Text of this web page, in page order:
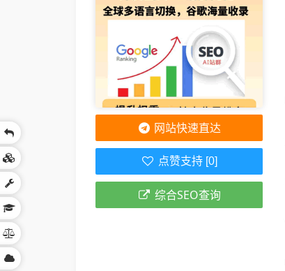
网站快速直达
点赞支持 [0]
综合SEO查询